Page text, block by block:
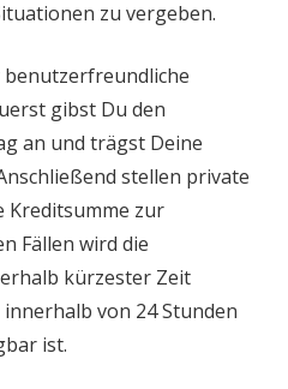
zu vergeben.
gibst Du den
an und trägst Deine
stellen private
Kreditsumme zur
Fällen wird die
kürzester Zeit
von 24 Stunden
ist.